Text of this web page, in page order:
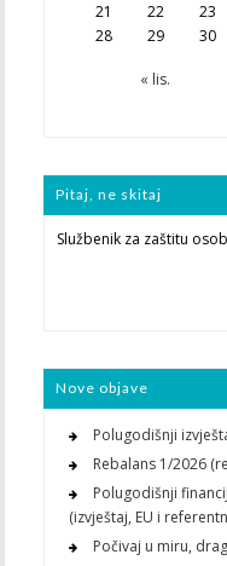
« lis.
21
22 23
28
29 30
Pitaj, ne skitaj
Službenik za zaštitu
Nove objave
Polugodišnji
Rebalans 1/2026
Polugodišnji
(izvještaj, EU i
Počivaj u miru,